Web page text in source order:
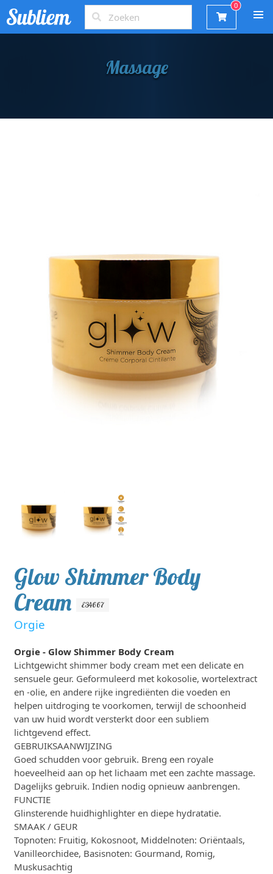
Massage
Glow Shimmer Body
Cream
E34667
Orgie
Orgie - Glow Shimmer Body Cream
Lichtgewicht shimmer body cream met een delicate en
sensuele geur. Geformuleerd met kokosolie, wortelextract
en -olie, en andere rijke ingrediënten die voeden en
helpen uitdroging te voorkomen, terwijl de schoonheid
van uw huid wordt versterkt door een subliem
lichtgevend effect.
GEBRUIKSAANWIJZING
Goed schudden voor gebruik. Breng een royale
hoeveelheid aan op het lichaam met een zachte massage.
Dagelijks gebruik. Indien nodig opnieuw aanbrengen.
FUNCTIE
Glinsterende huidhighlighter en diepe hydratatie.
SMAAK / GEUR
Topnoten: Fruitig, Kokosnoot, Middelnoten: Oriëntaals,
Vanilleorchidee, Basisnoten: Gourmand, Romig,
Muskusachtig